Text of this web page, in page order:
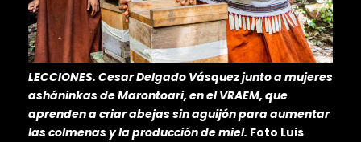
LECCIONES. Cesar Delgado Vásquez junto a mujeres
asháninkas de Marontoari, en el VRAEM, que
aprenden a criar abejas sin aguijón para aumentar
las colmenas y la producción de miel. Foto Luis